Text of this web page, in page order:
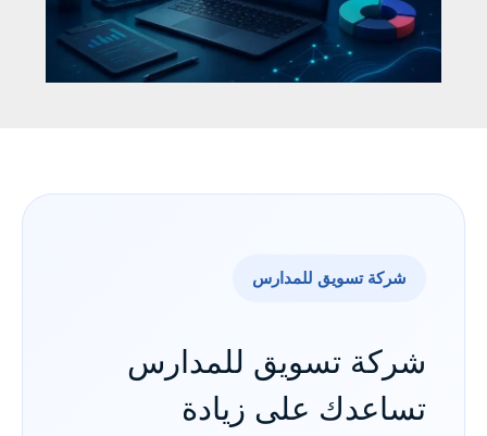
شركة تسويق للمدارس
شركة تسويق للمدارس
تساعدك على زيادة